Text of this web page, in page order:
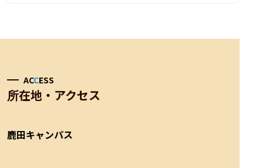
ACCESS
所在地・アクセス
鹿田キャンパス